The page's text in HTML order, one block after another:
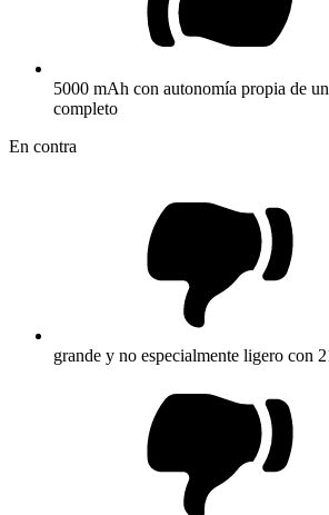
5000 mAh con autonomía propia de
completo
En contra
grande y no especialmente ligero con